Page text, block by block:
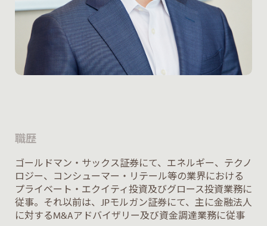
職歴
ゴールドマン・サックス証券にて、エネルギー、テクノ
ロジー、コンシューマー・リテール等の業界における
プライベート・エクイティ投資及びグロース投資業務に
従事。それ以前は、JPモルガン証券にて、主に金融法人
に対するM&Aアドバイザリー及び資金調達業務に従事